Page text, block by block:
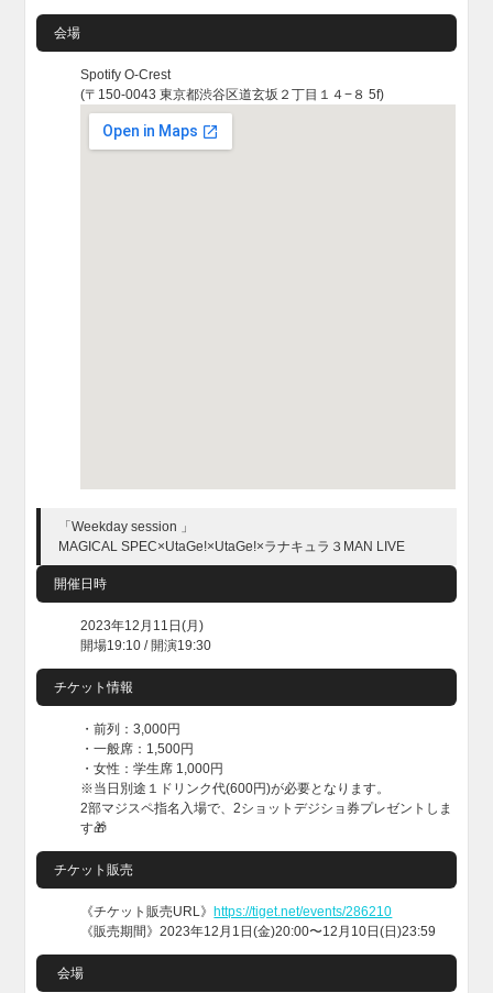
会場
Spotify O-Crest
(〒150-0043 東京都渋谷区道玄坂２丁目１４−８ 5f)
「Weekday session 」
MAGICAL SPEC×UtaGe!×UtaGe!×ラナキュラ３MAN LIVE
開催日時
2023年12月11日(月)
開場19:10 / 開演19:30
チケット情報
・前列：3,000円
・一般席：1,500円
・女性：学生席 1,000円
※当日別途１ドリンク代(600円)が必要となります。
2部マジスペ指名入場で、2ショットデジショ券プレゼントしま
す🎁
チケット販売
《チケット販売URL》https://tiget.net/events/286210
《販売期間》2023年12月1日(金)20:00〜12月10日(日)23:59
会場